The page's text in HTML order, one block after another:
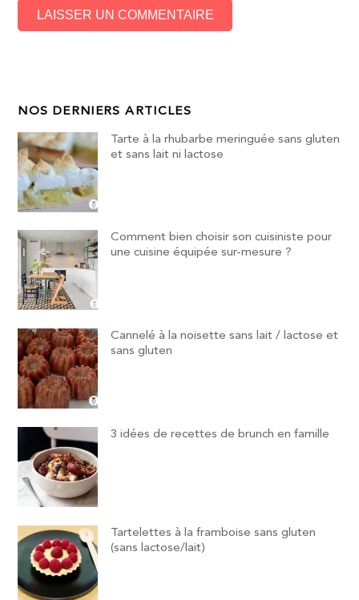
NOS DERNIERS ARTICLES
Tarte à la rhubarbe meringuée sans gluten
et sans lait ni lactose
Comment bien choisir son cuisiniste pour
une cuisine équipée sur-mesure ?
Cannelé à la noisette sans lait / lactose et
sans gluten
3 idées de recettes de brunch en famille
Tartelettes à la framboise sans gluten
(sans lactose/lait)